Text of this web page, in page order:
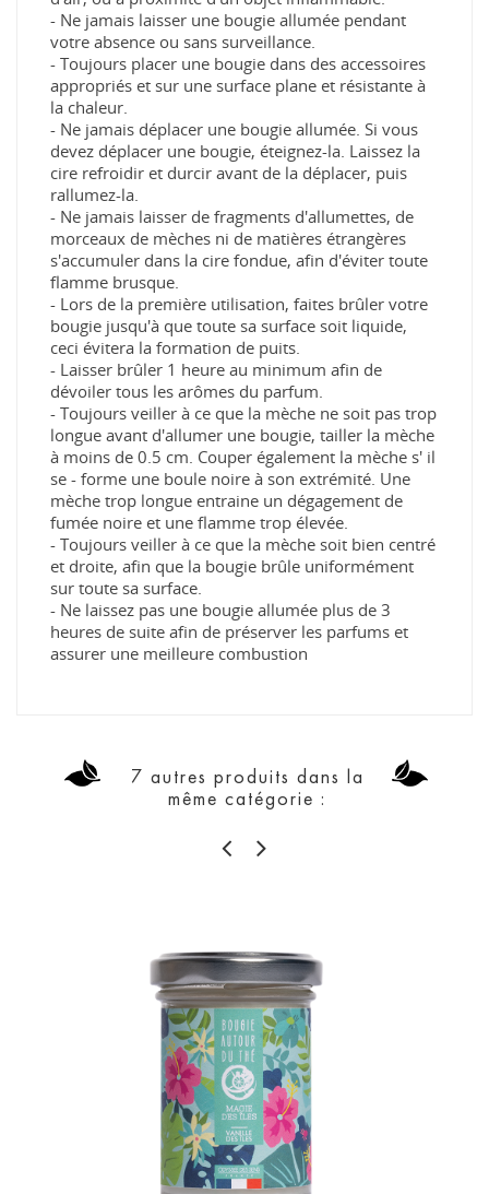
- Ne jamais laisser une bougie allumée pendant
votre absence ou sans surveillance.
- Toujours placer une bougie dans des accessoires
appropriés et sur une surface plane et résistante à
la chaleur.
- Ne jamais déplacer une bougie allumée. Si vous
devez déplacer une bougie, éteignez-la. Laissez la
cire refroidir et durcir avant de la déplacer, puis
rallumez-la.
- Ne jamais laisser de fragments d'allumettes, de
morceaux de mèches ni de matières étrangères
s'accumuler dans la cire fondue, afin d'éviter toute
flamme brusque.
- Lors de la première utilisation, faites brûler votre
bougie jusqu'à que toute sa surface soit liquide,
ceci évitera la formation de puits.
- Laisser brûler 1 heure au minimum afin de
dévoiler tous les arômes du parfum.
- Toujours veiller à ce que la mèche ne soit pas trop
longue avant d'allumer une bougie, tailler la mèche
à moins de 0.5 cm. Couper également la mèche s' il
se - forme une boule noire à son extrémité. Une
mèche trop longue entraine un dégagement de
fumée noire et une flamme trop élevée.
- Toujours veiller à ce que la mèche soit bien centré
et droite, afin que la bougie brûle uniformément
sur toute sa surface.
- Ne laissez pas une bougie allumée plus de 3
heures de suite afin de préserver les parfums et
assurer une meilleure combustion
7 autres produits dans la
même catégorie :